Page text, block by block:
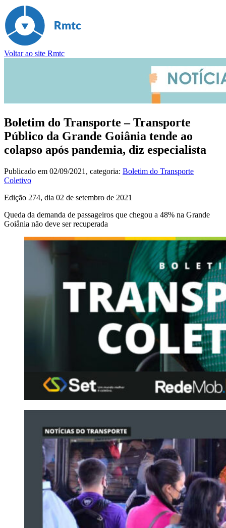
Voltar ao site Rmtc
Boletim do Transporte – Transporte
Público da Grande Goiânia tende ao
colapso após pandemia, diz especialista
Publicado em 02/09/2021 , categoria: Boletim do Transporte
Coletivo
Edição 274, dia 02 de setembro de 2021
Queda da demanda de passageiros que chegou a 48% na Grande
Goiânia não deve ser recuperada